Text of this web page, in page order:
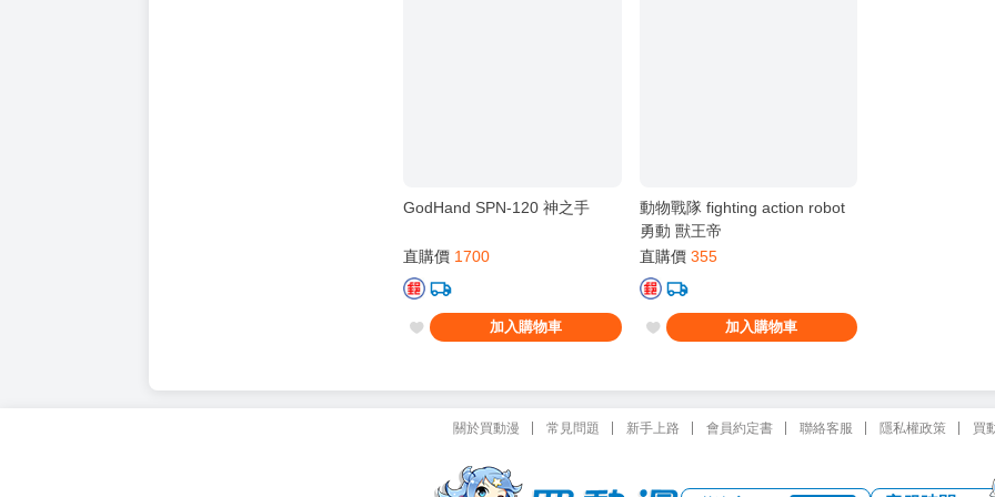
GodHand SPN-120 神之手
直購價 1700
加入購物車
動物戰隊 fighting action robot
勇動 獸王帝
直購價 355
加入購物車
關於買動漫 常見問題 新手上路 會員約定書 聯絡客服 隱私權政策 買